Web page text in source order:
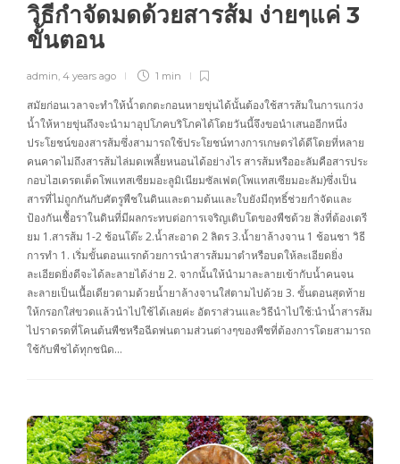
วิธีกำจัดมดด้วยสารส้ม ง่ายๆแค่ 3
ขั้นตอน
admin, 4 years ago 1 min
สมัยก่อนเวลาจะทำให้น้ำตกตะกอนหายขุ่นได้นั้นต้องใช้สารส้มในการแกว่ง
น้ำให้หายขุ่นถึงจะนำมาอุปโภคบริโภคได้โดยวันนี้จึงขอนำเสนออีกหนึ่ง
ประโยชน์ของสารส้มซึ่งสามารถใช้ประโยชน์ทางการเกษตรได้ดีโดยที่หลาย
คนคาดไม่ถึงสารส้มไล่มดเพลี้ยหนอนได้อย่างไร สารส้มหรืออะลัมคือสารประ
กอบไฮเดรตเต็ดโพแทสเซียมอะลูมิเนียมซัลเฟต(โพแทสเซียมอะลัม)ซึ่งเป็น
สารที่ไม่ถูกกันกับศัตรูพืชในดินและตามต้นและใบยังมีฤทธิ์ช่วยกำจัดและ
ป้องกันเชื้อราในดินที่มีผลกระทบต่อการเจริญเติบโตของพืชด้วย สิ่งที่ต้องเตรี
ยม 1.สารส้ม 1-2 ช้อนโต๊ะ 2.น้ำสะอาด 2 ลิตร 3.น้ำยาล้างจาน 1 ช้อนชา วิธี
การทำ 1. เริ่มขั้นตอนแรกด้วยการนำสารส้มมาตำหรือบดให้ละเอียดยิ่ง
ละเอียดยิ่งดีจะได้ละลายได้ง่าย 2. จากนั้นให้นำมาละลายเข้ากับน้ำคนจน
ละลายเป็นเนื้อเดียวตามด้วยน้ำยาล้างจานใส่ตามไปด้วย 3. ขั้นตอนสุดท้าย
ให้กรอกใส่ขวดแล้วนำไปใช้ได้เลยค่ะ อัตราส่วนและวิธีนำไปใช้:นำน้ำสารส้ม
ไปราดรดที่โคนต้นพืชหรือฉีดพ่นตามส่วนต่างๆของพืชที่ต้องการโดยสามารถ
ใช้กับพืชได้ทุกชนิด…